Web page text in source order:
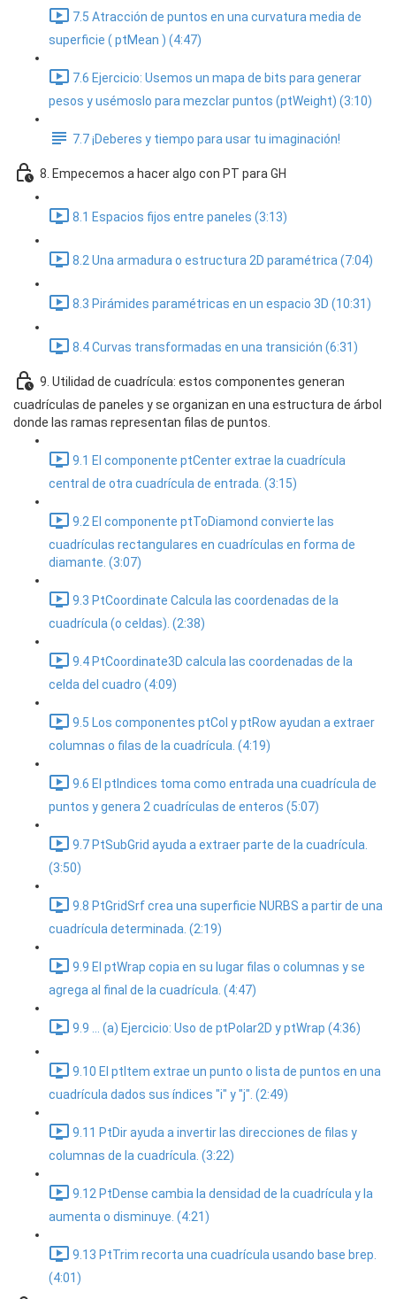
7.5 Atracción de puntos en una curvatura media de
superficie ( ptMean ) (4:47)
7.6 Ejercicio: Usemos un mapa de bits para generar
pesos y usémoslo para mezclar puntos (ptWeight) (3:10)
7.7 ¡Deberes y tiempo para usar tu imaginación!
8. Empecemos a hacer algo con PT para GH
8.1 Espacios fijos entre paneles (3:13)
8.2 Una armadura o estructura 2D paramétrica (7:04)
8.3 Pirámides paramétricas en un espacio 3D (10:31)
8.4 Curvas transformadas en una transición (6:31)
9. Utilidad de cuadrícula: estos componentes generan
cuadrículas de paneles y se organizan en una estructura de árbol
donde las ramas representan filas de puntos.
9.1 El componente ptCenter extrae la cuadrícula
central de otra cuadrícula de entrada. (3:15)
9.2 El componente ptToDiamond convierte las
cuadrículas rectangulares en cuadrículas en forma de
diamante. (3:07)
9.3 PtCoordinate Calcula las coordenadas de la
cuadrícula (o celdas). (2:38)
9.4 PtCoordinate3D calcula las coordenadas de la
celda del cuadro (4:09)
9.5 Los componentes ptCol y ptRow ayudan a extraer
columnas o filas de la cuadrícula. (4:19)
9.6 El ptIndices toma como entrada una cuadrícula de
puntos y genera 2 cuadrículas de enteros (5:07)
9.7 PtSubGrid ayuda a extraer parte de la cuadrícula.
(3:50)
9.8 PtGridSrf crea una superficie NURBS a partir de una
cuadrícula determinada. (2:19)
9.9 El ptWrap copia en su lugar filas o columnas y se
agrega al final de la cuadrícula. (4:47)
9.9 ... (a) Ejercicio: Uso de ptPolar2D y ptWrap (4:36)
9.10 El ptItem extrae un punto o lista de puntos en una
cuadrícula dados sus índices "i" y "j". (2:49)
9.11 PtDir ayuda a invertir las direcciones de filas y
columnas de la cuadrícula. (3:22)
9.12 PtDense cambia la densidad de la cuadrícula y la
aumenta o disminuye. (4:21)
9.13 PtTrim recorta una cuadrícula usando base brep.
(4:01)